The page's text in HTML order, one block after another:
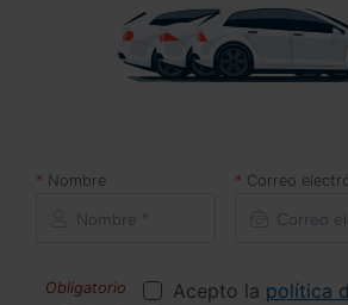
Nombre Correo
Acepto la política